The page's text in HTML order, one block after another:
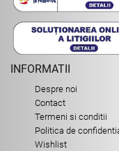
INFORMATII
Despre noi
Contact
Termeni si conditii
Politica de
Wishlist